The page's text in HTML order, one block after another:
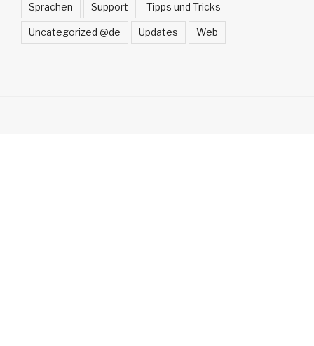
Sprachen Support Tipps und Tricks
Uncategorized @de Updates Web